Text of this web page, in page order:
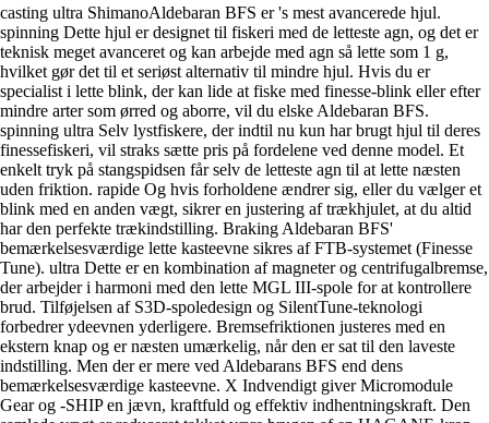
casting ultra ShimanoAldebaran BFS er 's mest avancerede hjul.
spinning Dette hjul er designet til fiskeri med de letteste agn, og det er
teknisk meget avanceret og kan arbejde med agn så lette som 1 g,
hvilket gør det til et seriøst alternativ til mindre hjul. Hvis du er
specialist i lette blink, der kan lide at fiske med finesse-blink eller efter
mindre arter som ørred og aborre, vil du elske Aldebaran BFS.
spinning ultra Selv lystfiskere, der indtil nu kun har brugt hjul til deres
finessefiskeri, vil straks sætte pris på fordelene ved denne model. Et
enkelt tryk på stangspidsen får selv de letteste agn til at lette næsten
uden friktion. rapide Og hvis forholdene ændrer sig, eller du vælger et
blink med en anden vægt, sikrer en justering af trækhjulet, at du altid
har den perfekte trækindstilling. Braking Aldebaran BFS'
bemærkelsesværdige lette kasteevne sikres af FTB-systemet (Finesse
Tune). ultra Dette er en kombination af magneter og centrifugalbremse,
der arbejder i harmoni med den lette MGL III-spole for at kontrollere
brud. Tilføjelsen af S3D-spoledesign og SilentTune-teknologi
forbedrer ydeevnen yderligere. Bremsefriktionen justeres med en
ekstern knap og er næsten umærkelig, når den er sat til den laveste
indstilling. Men der er mere ved Aldebarans BFS end dens
bemærkelsesværdige kasteevne. X Indvendigt giver Micromodule
Gear og -SHIP en jævn, kraftfuld og effektiv indhentningskraft. Den